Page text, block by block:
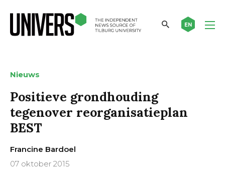
EN
Nieuws
Positieve grondhouding
tegenover reorganisatieplan
BEST
Francine Bardoel
07 oktober 2015